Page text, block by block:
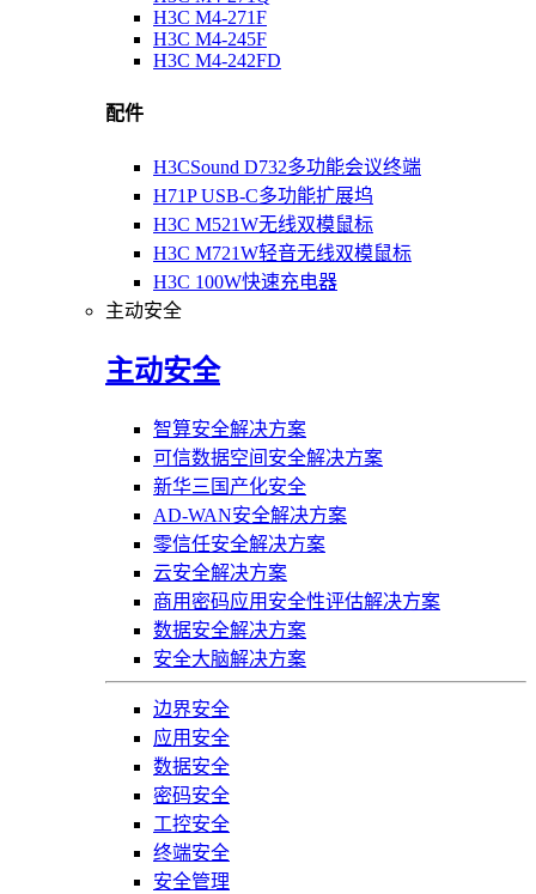
H3C M4-271F
H3C M4-245F
H3C M4-242FD
配件
H3CSound D732多功能会议终端
H71P USB-C多功能扩展坞
H3C M521W无线双模鼠标
H3C M721W轻音无线双模鼠标
H3C 100W快速充电器
主动安全
主动安全
智算安全解决方案
可信数据空间安全解决方案
新华三国产化安全
AD-WAN安全解决方案
零信任安全解决方案
云安全解决方案
商用密码应用安全性评估解决方案
数据安全解决方案
安全大脑解决方案
边界安全
应用安全
数据安全
密码安全
工控安全
终端安全
安全管理